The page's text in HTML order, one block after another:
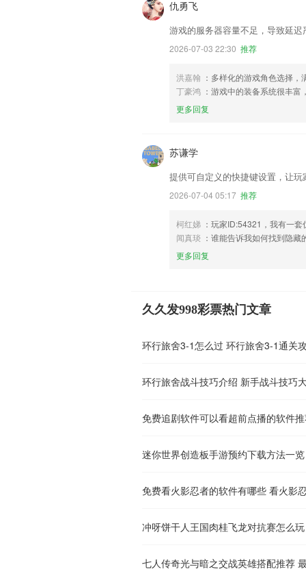
仇勇飞
游戏的服务器容量不足，导致延迟
2026-07-03 22:30 推荐
洪嘉翰 ：多样化的游戏角色选择
丁豪鸿 ：游戏中的装备系统很丰富
更多回复
苏谦学
提供可自定义的快捷键设置，让玩
2026-07-04 05:17 推荐
柯红娣 ：玩家ID:54321，我有一
闻真琰 ：谁能告诉我如何找到隐藏
更多回复
久久发998彩票热门文章
环行旅舍3-1怎么过 环行旅舍3-1通关
环行旅舍战斗技巧介绍 新手战斗技巧
免费追剧软件可以看超前点播的软件
免费看火影忍者的软件有哪些 看火影
七人传奇光与暗之交战英雄搭配推荐